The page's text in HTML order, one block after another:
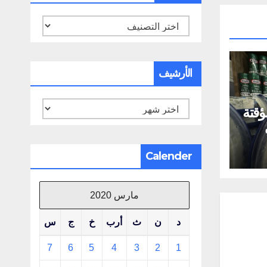
تصنيفات
الأرشيف
الأرشيف
Calender
مارس 2020
د ن ث أرب خ ج س
1
2
3
4
5
6
7